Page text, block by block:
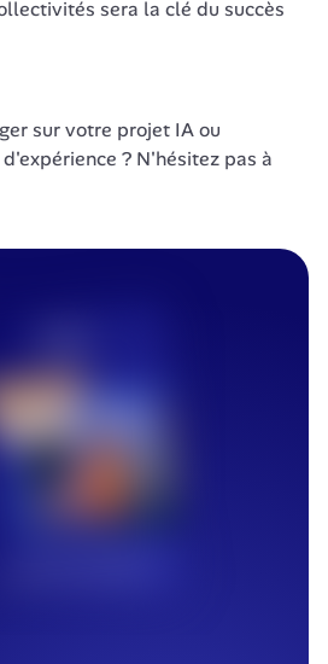
sera la clé du succès
sur votre projet IA ou
? N'hésitez pas à